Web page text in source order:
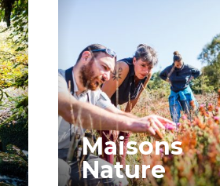
Maisons
Nature